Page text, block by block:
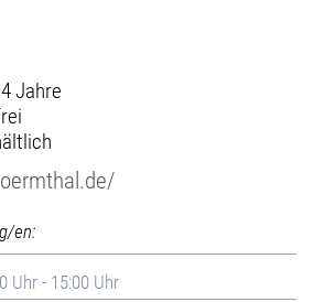
Jahre
en:
Uhr - 15:00 Uhr